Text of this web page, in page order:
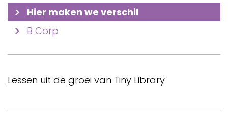
Hier maken we verschil
B Corp
Lessen uit de groei van Tiny Library